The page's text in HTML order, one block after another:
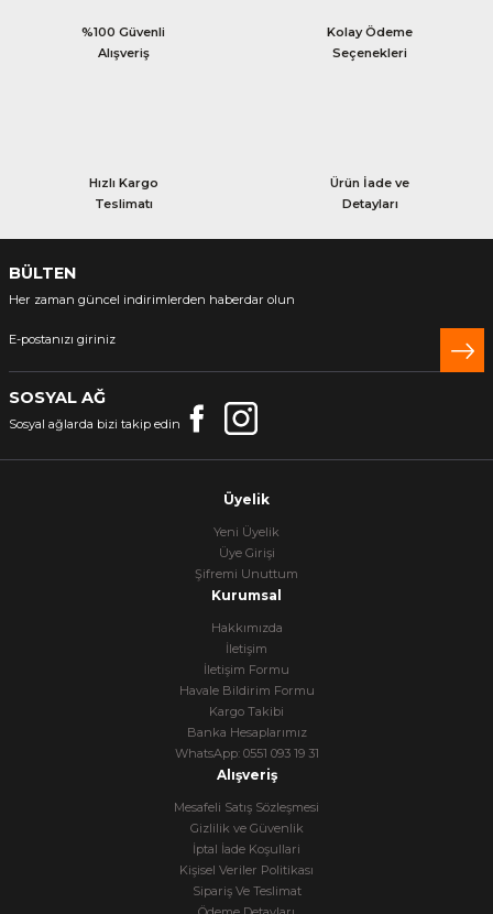
%100 Güvenli
Alışveriş
Kolay Ödeme
Seçenekleri
Hızlı Kargo
Teslimatı
Ürün İade ve
Detayları
BÜLTEN
Her zaman güncel indirimlerden haberdar olun
SOSYAL AĞ
Sosyal ağlarda bizi takip edin
Üyelik
Yeni Üyelik
Üye Girişi
Şifremi Unuttum
Kurumsal
Hakkımızda
İletişim
İletişim Formu
Havale Bildirim Formu
Kargo Takibi
Banka Hesaplarımız
WhatsApp: 0551 093 19 31
Alışveriş
Mesafeli Satış Sözleşmesi
Gizlilik ve Güvenlik
İptal İade Koşullari
Kişisel Veriler Politikası
Sipariş Ve Teslimat